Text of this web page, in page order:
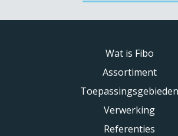
Wat is Fibo
Assortiment
Toepassingsgebieden
Verwerking
Referenties